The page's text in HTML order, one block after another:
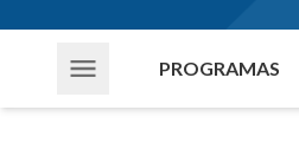
PROGRAMAS